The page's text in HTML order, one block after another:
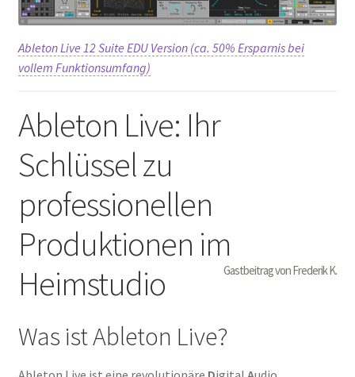
Ableton Live 12 Suite EDU Version (ca. 50% Ersparnis bei
vollem Funktionsumfang)
Ableton Live: Ihr
Schlüssel zu
professionellen
Produktionen im
Heimstudio
Gastbeitrag von Frederik K.
Was ist Ableton Live?